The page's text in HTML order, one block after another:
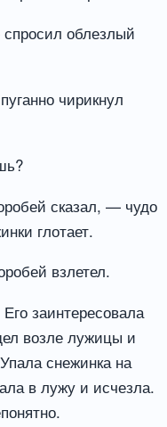
облезлый
чирикнул
сказал, — чудо
глотает.
взлетел.
заинтересовала
возле лужицы и
снежинка на
в лужу и исчезла.